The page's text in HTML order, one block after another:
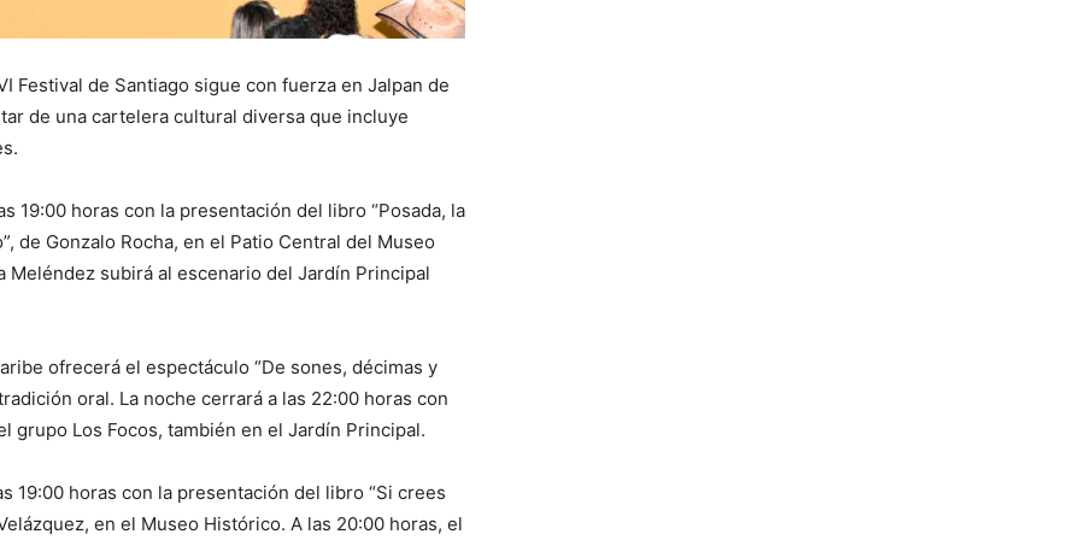
Festival de Santiago sigue con fuerza en Jalpan de
de una cartelera cultural diversa que incluye
19:00 horas con la presentación del libro “Posada, la
de Gonzalo Rocha, en el Patio Central del Museo
Meléndez subirá al escenario del Jardín Principal
ofrecerá el espectáculo “De sones, décimas y
oral. La noche cerrará a las 22:00 horas con
grupo Los Focos, también en el Jardín Principal.
19:00 horas con la presentación del libro “Si crees
en el Museo Histórico. A las 20:00 horas, el